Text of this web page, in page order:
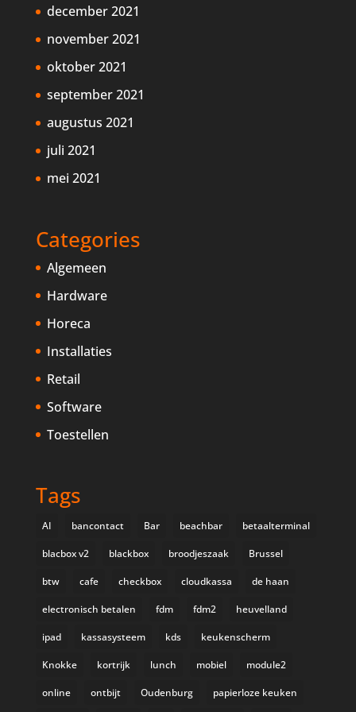
december 2021
november 2021
oktober 2021
september 2021
augustus 2021
juli 2021
mei 2021
Categories
Algemeen
Hardware
Horeca
Installaties
Retail
Software
Toestellen
Tags
AI bancontact Bar beachbar betaalterminal
blacbox v2 blackbox broodjeszaak Brussel
btw cafe checkbox cloudkassa de haan
electronisch betalen fdm fdm2 heuvelland
ipad kassasysteem kds keukenscherm
Knokke kortrijk lunch mobiel module2
online ontbijt Oudenburg papierloze keuken